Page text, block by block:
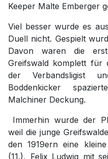
Keeper Malte Emberger
Viel besser wurde es
Duell nicht. Gespielt
Davon waren die
Greifswald komplett für
der Verbandsligist
Boddenkicker
Malchiner Deckung.
Immerhin wurde der
weil die junge
den 1919ern eine
(11.), Felix Ludwig mit